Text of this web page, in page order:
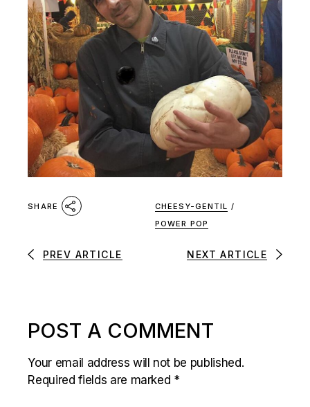
SHARE CHEESY-GENTIL /
POWER POP
PREV ARTICLE NEXT ARTICLE
POST A COMMENT
Your email address will not be published.
Required fields are marked *